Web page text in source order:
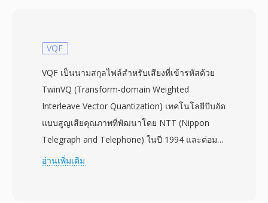
VQF
VQF เป็นนามสกุลไฟล์สำหรับเสียงที่เข้ารหัสด้วย
TwinVQ (Transform-domain Weighted
Interleave Vector Quantization) เทคโนโลยีบีบอัด
แบบสูญเสียคุณภาพที่พัฒนาโดย NTT (Nippon
Telegraph and Telephone) ในปี 1994 และต่อมา
ถูกนำมาจำหน่ายโดย Yamaha ภายใต้แบรนด์
อ่านเพิ่มเติม